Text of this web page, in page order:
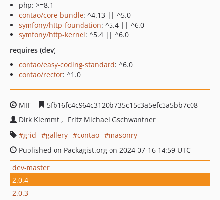
php: >=8.1
contao/core-bundle: ^4.13 || ^5.0
symfony/http-foundation: ^5.4 || ^6.0
symfony/http-kernel: ^5.4 || ^6.0
requires (dev)
contao/easy-coding-standard: ^6.0
contao/rector: ^1.0
MIT
5fb16fc4c964c3120b735c15c3a5efc3a5bb7c08
Dirk Klemmt
Fritz Michael Gschwantner
grid
gallery contao
masonry
Published on Packagist.org on 2024-07-16 14:59 UTC
dev-master
2.0.4
2.0.3